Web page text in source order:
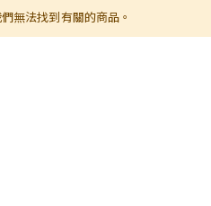
無法找到有關的商品。